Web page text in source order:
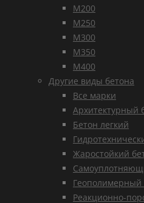
М200
М250
М300
М350
М400
Другие виды бетона
Все марки
Архитектурный
Бетон легкий
Жаростойкий
Геополимерный
Реакционно-